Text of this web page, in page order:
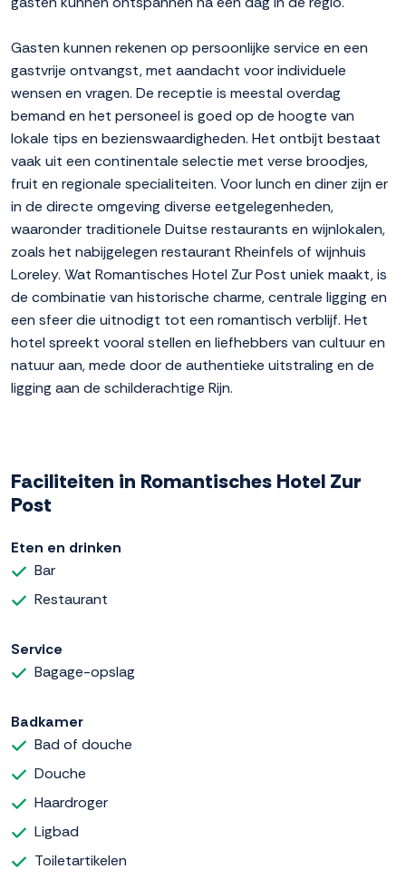
Gasten kunnen rekenen op persoonlijke service en een
gastvrije ontvangst, met aandacht voor individuele
wensen en vragen. De receptie is meestal overdag
bemand en het personeel is goed op de hoogte van
lokale tips en bezienswaardigheden. Het ontbijt bestaat
vaak uit een continentale selectie met verse broodjes,
fruit en regionale specialiteiten. Voor lunch en diner zijn er
in de directe omgeving diverse eetgelegenheden,
waaronder traditionele Duitse restaurants en wijnlokalen,
zoals het nabijgelegen restaurant Rheinfels of wijnhuis
Loreley. Wat Romantisches Hotel Zur Post uniek maakt, is
de combinatie van historische charme, centrale ligging en
een sfeer die uitnodigt tot een romantisch verblijf. Het
hotel spreekt vooral stellen en liefhebbers van cultuur en
natuur aan, mede door de authentieke uitstraling en de
ligging aan de schilderachtige Rijn.
Faciliteiten in Romantisches Hotel Zur
Post
Eten en drinken
Bar
Restaurant
Service
Bagage-opslag
Badkamer
Bad of douche
Douche
Haardroger
Ligbad
Toiletartikelen